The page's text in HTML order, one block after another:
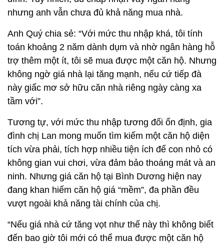
nhưng anh vẫn chưa đủ khả năng mua nhà.
Anh Quý chia sẻ: “Với mức thu nhập khá, tôi tính
toán khoảng 2 năm dành dụm và nhờ ngân hàng hỗ
trợ thêm một ít, tôi sẽ mua được một căn hộ. Nhưng
không ngờ giá nhà lại tăng mạnh, nếu cứ tiếp đà
này giấc mơ sở hữu căn nhà riêng ngày càng xa
tầm với”.
Tương tự, với mức thu nhập tương đối ổn định, gia
đình chị Lan mong muốn tìm kiếm một căn hộ diện
tích vừa phải, tích hợp nhiều tiện ích để con nhỏ có
không gian vui chơi, vừa đảm bảo thoáng mát và an
ninh. Nhưng giá căn hộ tại Bình Dương hiện nay
đang khan hiếm căn hộ giá “mềm”, đa phần đều
vượt ngoài khả năng tài chính của chị.
“Nếu giá nhà cứ tăng vọt như thế này thì không biết
đến bao giờ tôi mới có thể mua được một căn hộ